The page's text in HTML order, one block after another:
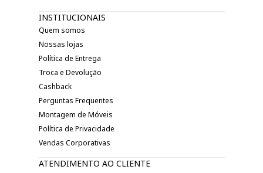
INSTITUCIONAIS
Quem somos
Nossas lojas
Política de Entrega
Troca e Devolução
Cashback
Perguntas Frequentes
Montagem de Móveis
Política de Privacidade
Vendas Corporativas
ATENDIMENTO AO CLIENTE